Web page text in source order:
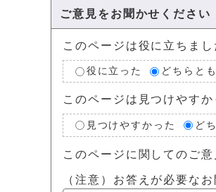
ご意見をお聞かせください
このページは役に立ちまし
役に立った どちらと
このページは見つけやすか
見つけやすかった ど
このページに関してのご
（注意）お答えが必要な